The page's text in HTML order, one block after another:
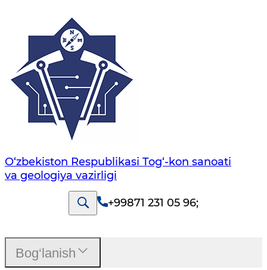
O‘zbekiston Respublikasi Tog‘-kon sanoati
va geologiya vazirligi
+99871 231 05 96;
Bog‘lanish